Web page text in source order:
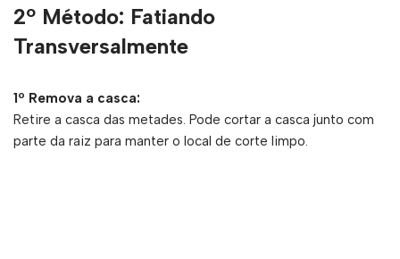
2º Método: Fatiando
Transversalmente
1º Remova a casca:
Retire a casca das metades. Pode cortar a casca junto com
parte da raiz para manter o local de corte limpo.